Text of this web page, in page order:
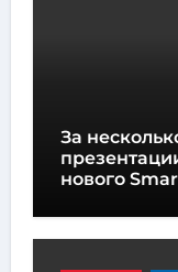
За
нового